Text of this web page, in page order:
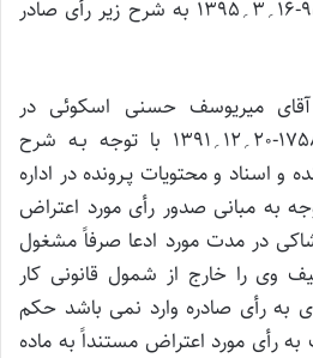
شماره 9509970902000392-16؍3؍1395 به شرح زیر رأی صادر
میریوسف حسنی اسکوئی در
اعتراض به رأی شماره 1758-20؍12؍1391 با توجه بـه شرح
اسناد و محتویات پـرونده در اداره
به مبانی صدور رأی مورد اعتراض
در مدت مورد ادعا صرفاً مشغول
وی را خارج از شمول قانونی کار
به رأی صادره وارد نمی باشد حکم
رأی مورد اعتراض مستنداً به ماده